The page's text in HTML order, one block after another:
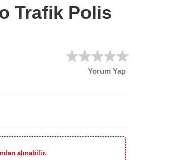
Trafik Polis
Yorum Yap
alınabilir.